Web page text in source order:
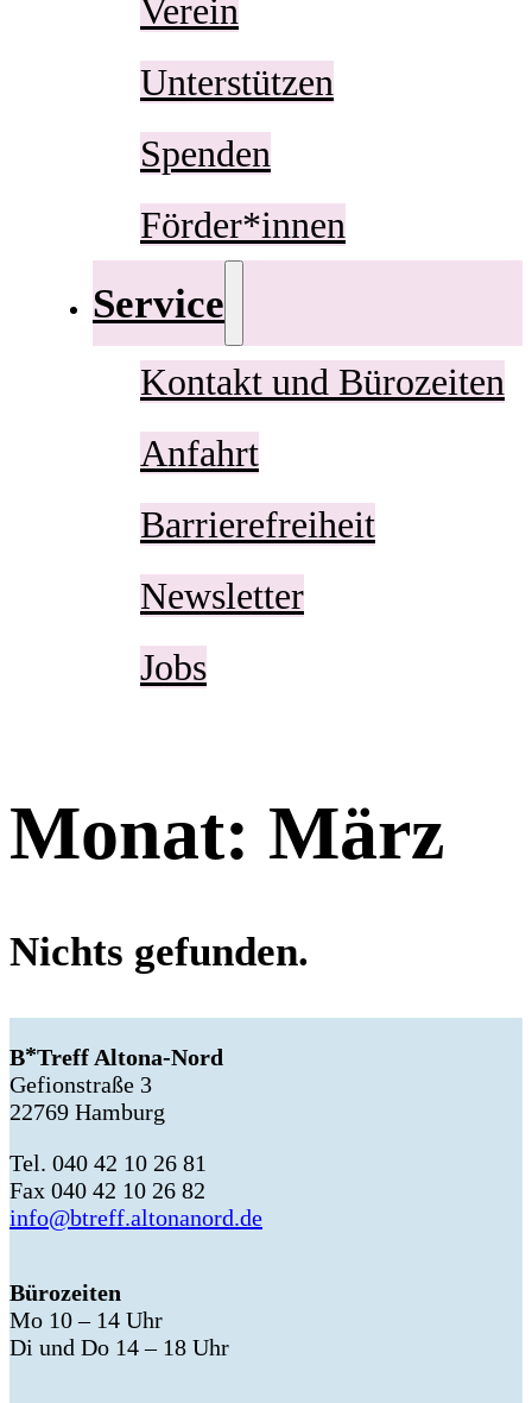
Verein
Unterstützen
Spenden
Förder*innen
Service
Kontakt und Bürozeiten
Anfahrt
Barrierefreiheit
Newsletter
Jobs
Monat: März
Nichts gefunden.
B Treff Altona-Nord
Gefionstraße 3
22769 Hamburg
Tel. 040 42 10 26 81
Fax 040 42 10 26 82
info@btreff.altonanord.de
Bürozeiten
Mo 10 – 14 Uhr
Di und Do 14 – 18 Uhr